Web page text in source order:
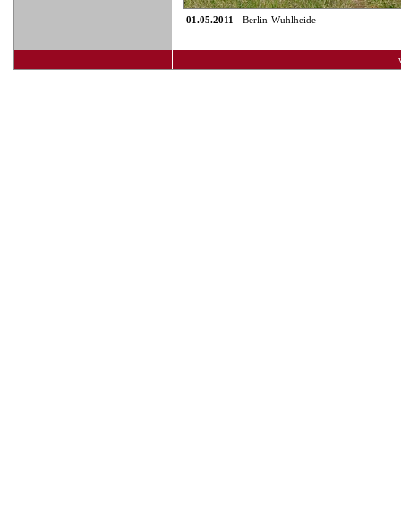
01.05.2011 - Berlin-Wuhlheide